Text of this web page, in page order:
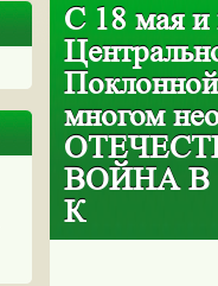
С 18 мая и
многом
ВОЙНА
К